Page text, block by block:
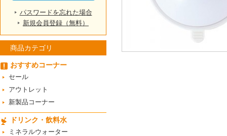
パスワードを忘れた場合
新規会員登録（無料）
商品カテゴリ
おすすめコーナー
セール
アウトレット
新製品コーナー
ドリンク・飲料水
ミネラルウォーター